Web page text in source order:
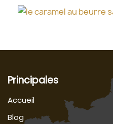
Principales
Accueil
Blog